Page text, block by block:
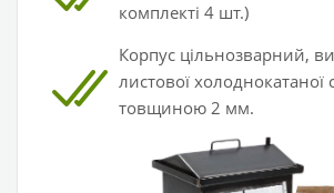
комплекті 4 шт.)
Корпус цільнозварний,
листової холоднокатаної
товщиною 2 мм.